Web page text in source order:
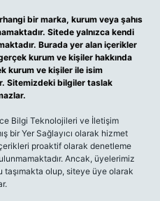
bir marka, kurum veya şahıs
Sitede yalnızca kendi
Burada yer alan içerikler
kurum ve kişiler hakkında
kurum ve kişiler ile isim
Sitemizdeki bilgiler taslak
Bilgi Teknolojileri ve İletişim
bir Yer Sağlayıcı olarak hizmet
proaktif olarak denetleme
Ancak, üyelerimiz
taşımakta olup, siteye üye olarak